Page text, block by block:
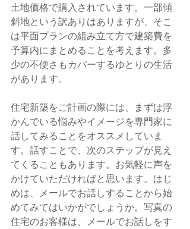
土地価格で購入されています。一部傾
斜地という訳ありはありますが、そこ
は平面プランの組み立て方で建築費を
予算内にまとめることを考えます。多
少の不便さもカバーするゆとりの生活
があります。
住宅新築をご計画の際には、まずは浮
かんでいる悩みやイメージを専門家に
話してみることをオススメしていま
す。話すことで、次のステップが見え
てくることもあります。お気軽に声を
かけていただければと思います。はじ
めは、メールでお話しすることから始
めてみてはいかがでしょうか。写真の
住宅のお客様は、メールでお話しをす